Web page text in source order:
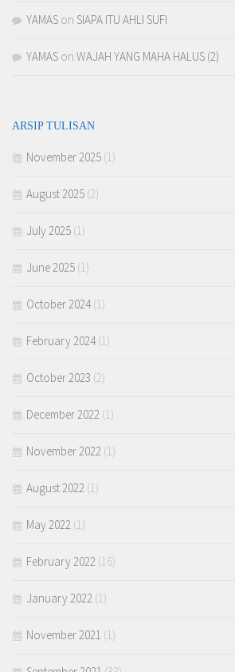
YAMAS on SIAPA ITU AHLI SUFI
YAMAS on WAJAH YANG MAHA HALUS (2)
ARSIP TULISAN
November 2025 (1)
August 2025 (2)
July 2025 (1)
June 2025 (1)
October 2024(1)
February 2024(1)
October 2023 (2)
December 2022 (1)
November 2022 (1)
August 2022 (1)
May 2022 (1)
February 2022 (16)
January 2022 (1)
November 2021 (1)